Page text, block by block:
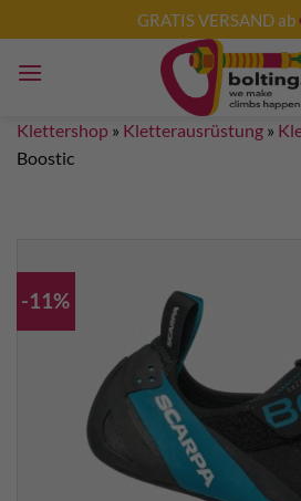
Inhalt
springen
GRATIS VERSAND ab
Klettershop » Kletterausrüstung »
Boostic
-11%